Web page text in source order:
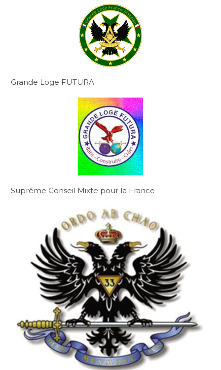
Grande Loge FUTURA
Suprême Conseil Mixte pour la France